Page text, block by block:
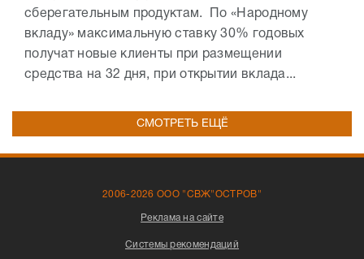
сберегательным продуктам. По «Народному
вкладу» максимальную ставку 30% годовых
получат новые клиенты при размещении
средства на 32 дня, при открытии вклада...
СМОТРЕТЬ ЕЩЁ
2006-2026 ООО "СВЖ"ОСТРОВ"
Реклама на сайте
Системы рекомендаций